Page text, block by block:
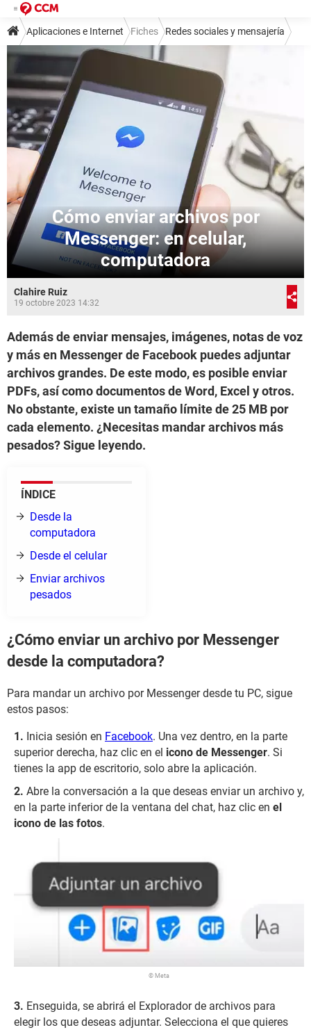
Aplicaciones e Internet Fiches Redes sociales y mensajería
Mensajería instantánea Facebook Messenger
Cómo enviar archivos por
Messenger: en celular,
computadora
Clahire Ruiz
19 octobre 2023 14:32
Además de enviar mensajes, imágenes, notas de voz
y más en Messenger de Facebook puedes adjuntar
archivos grandes. De este modo, es posible enviar
PDFs, así como documentos de Word, Excel y otros.
No obstante, existe un tamaño límite de 25 MB por
cada elemento. ¿Necesitas mandar archivos más
pesados? Sigue leyendo.
ÍNDICE
Desde la
computadora
Desde el celular
Enviar archivos
pesados
¿Cómo enviar un archivo por Messenger
desde la computadora?
Para mandar un archivo por Messenger desde tu PC, sigue
estos pasos:
Inicia sesión en Facebook. Una vez dentro, en la parte
superior derecha, haz clic en el icono de Messenger. Si
tienes la app de escritorio, solo abre la aplicación.
Abre la conversación a la que deseas enviar un archivo y,
en la parte inferior de la ventana del chat, haz clic en el
icono de las fotos.
© Meta
Enseguida, se abrirá el Explorador de archivos para
elegir los que deseas adjuntar. Selecciona el que quieres